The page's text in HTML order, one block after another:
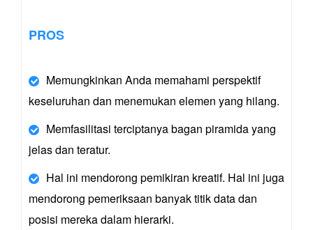
PROS
Memungkinkan Anda memahami perspektif
keseluruhan dan menemukan elemen yang hilang.
Memfasilitasi terciptanya bagan piramida yang
jelas dan teratur.
Hal ini mendorong pemikiran kreatif. Hal ini juga
mendorong pemeriksaan banyak titik data dan
posisi mereka dalam hierarki.